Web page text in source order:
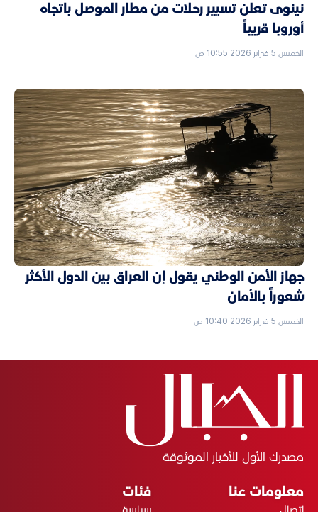
نينوى تعلن تسيير رحلات من مطار الموصل باتجاه
أوروبا قريباً
الخميس 5 فبراير 2026 10:55 ص
جهاز الأمن الوطني يقول إن العراق بين الدول الأكثر
شعوراً بالأمان
الخميس 5 فبراير 2026 10:40 ص
مصدرك الأول للأخبار الموثوقة
معلومات عنا
اتصال
فئات
سياسة